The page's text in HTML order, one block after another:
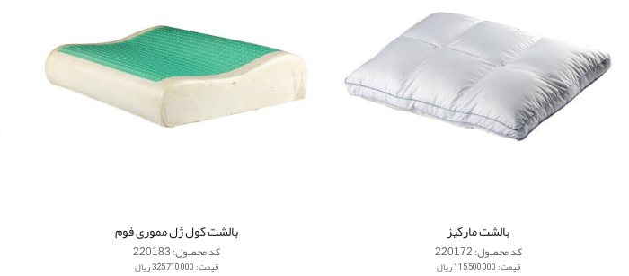
بالشت مارکیز
کد محصول: 220172
قیمت: 115,500,000 ریال
بالشت کول ژل مموری فوم
کد محصول: 220183
قیمت: 325,710,000 ریال